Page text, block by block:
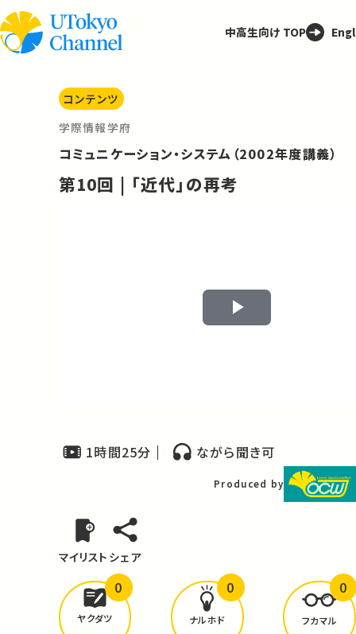
中高生向け TOP
コンテンツ
学際情報学府
コミュニケーション・システム（2002年度講義）
第10回 | 「近代」の再考
Play
1時間25分 ながら聞き可
Produced by
マイリスト シェア
どんな学びがありましたか？
ヤクダツ
0
ナルホド
0
フカマル
0